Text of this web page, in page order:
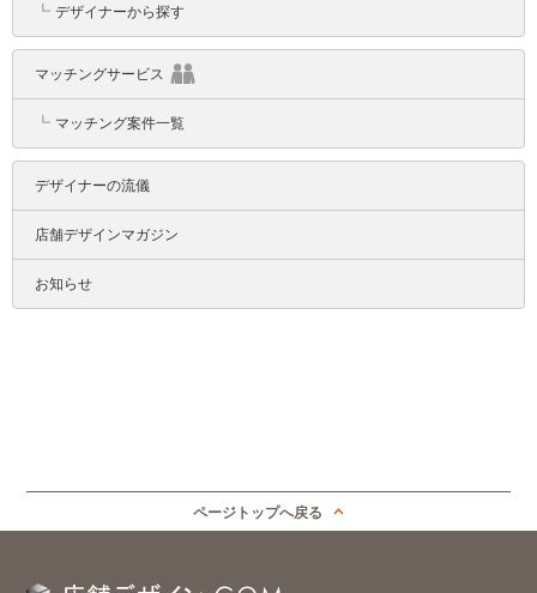
┗ デザイナーから探す
マッチングサービス
┗ マッチング案件一覧
デザイナーの流儀
店舗デザインマガジン
お知らせ
ページトップへ戻る